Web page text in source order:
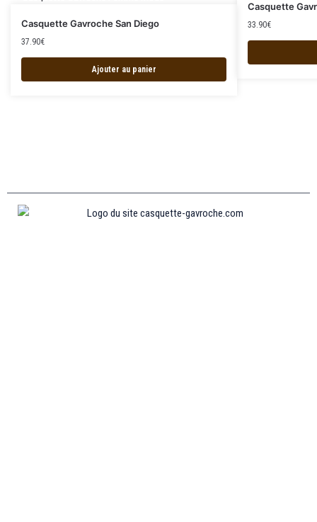
Casquette Gavroche San Diego
37.90€
Ajouter au panier
Casquette
33.90€